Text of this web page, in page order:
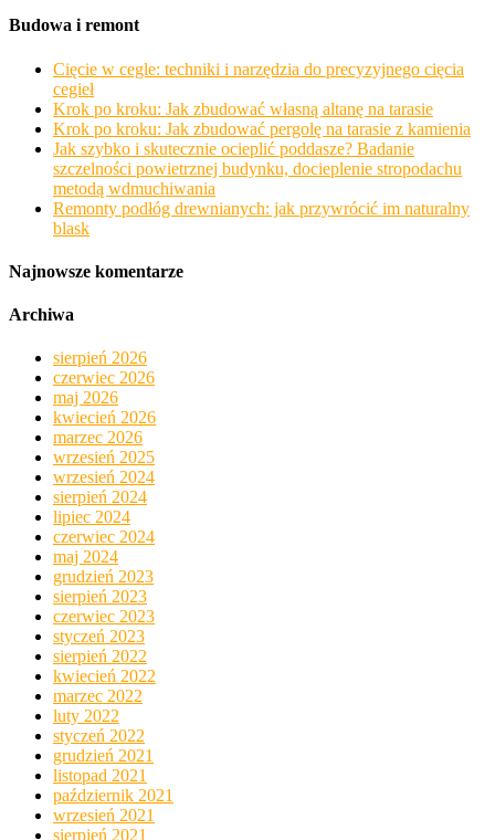
Budowa i remont
Cięcie w cegle: techniki i narzędzia do precyzyjnego cięcia
cegieł
Krok po kroku: Jak zbudować własną altanę na tarasie
Krok po kroku: Jak zbudować pergolę na tarasie z kamienia
Jak szybko i skutecznie ocieplić poddasze? Badanie
szczelności powietrznej budynku, docieplenie stropodachu
metodą wdmuchiwania
Remonty podłóg drewnianych: jak przywrócić im naturalny
blask
Najnowsze komentarze
Archiwa
sierpień 2026
czerwiec 2026
maj 2026
kwiecień 2026
marzec 2026
wrzesień 2025
wrzesień 2024
sierpień 2024
lipiec 2024
czerwiec 2024
maj 2024
grudzień 2023
sierpień 2023
czerwiec 2023
styczeń 2023
sierpień 2022
kwiecień 2022
marzec 2022
luty 2022
styczeń 2022
grudzień 2021
listopad 2021
październik 2021
wrzesień 2021
sierpień 2021